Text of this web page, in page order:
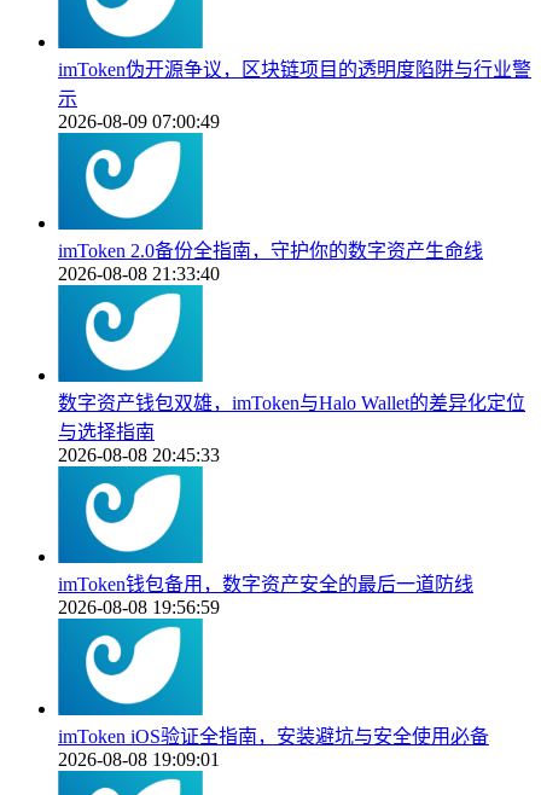
imToken伪开源争议，区块链项目的透明度陷阱与行业警
示
2026-08-09 07:00:49
imToken 2.0备份全指南，守护你的数字资产生命线
2026-08-08 21:33:40
数字资产钱包双雄，imToken与Halo Wallet的差异化定位
与选择指南
2026-08-08 20:45:33
imToken钱包备用，数字资产安全的最后一道防线
2026-08-08 19:56:59
imToken iOS验证全指南，安装避坑与安全使用必备
2026-08-08 19:09:01